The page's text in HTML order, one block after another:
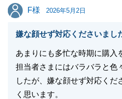
さらに嬉しく思います。
閉じる
F様
F様 2026年5月2日
嫌な顔せず対応くださいまし
あまりにも多忙な時期に購入
担当者さまにはバラバラと色
したが、嫌な顔せず対応くだ
く思います。